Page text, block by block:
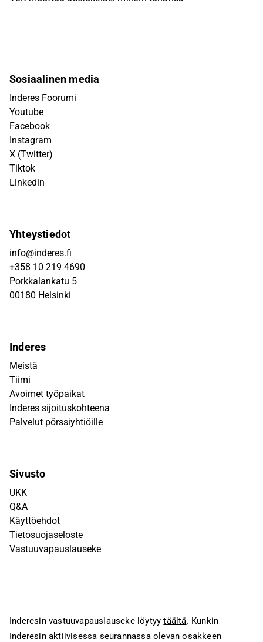
Sosiaalinen media
Inderes Foorumi
Youtube
Facebook
Instagram
X (Twitter)
Tiktok
Linkedin
Yhteystiedot
info@inderes.fi
+358 10 219 4690
Porkkalankatu 5
00180 Helsinki
Inderes
Meistä
Tiimi
Avoimet työpaikat
Inderes sijoituskohteena
Palvelut pörssiyhtiöille
Sivusto
UKK
Q&A
Käyttöehdot
Tietosuojaseloste
Vastuuvapauslauseke
Inderesin vastuuvapauslauseke löytyytäältä. Kunkin
Inderesin aktiivisessa seurannassa olevan osakkeen